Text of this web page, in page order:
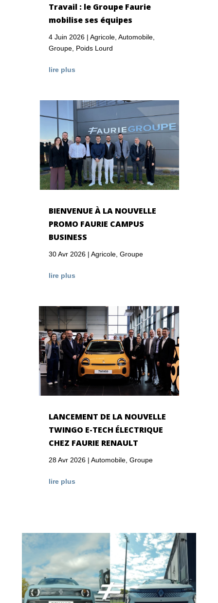
Travail : le Groupe Faurie
mobilise ses équipes
4 Juin 2026| Agricole, Automobile,
Groupe, Poids Lourd
lire plus
BIENVENUE À LA NOUVELLE
PROMO FAURIE CAMPUS
BUSINESS
30 Avr 2026| Agricole, Groupe
lire plus
LANCEMENT DE LA NOUVELLE
TWINGO E-TECH ÉLECTRIQUE
CHEZ FAURIE RENAULT
28 Avr 2026| Automobile, Groupe
lire plus